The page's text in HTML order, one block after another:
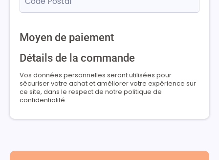
Moyen de paiement
Détails de la commande
Vos données personnelles seront utilisées pour
sécuriser votre achat et améliorer votre expérience sur
ce site, dans le respect de notre politique de
confidentialité.